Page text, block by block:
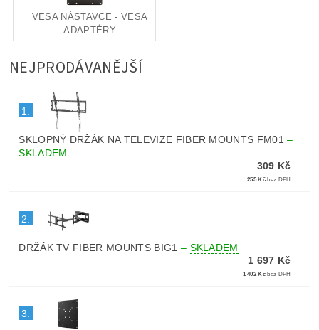
VESA NÁSTAVCE - VESA
ADAPTÉRY
NEJPRODÁVANĚJŠÍ
1.
SKLOPNÝ DRŽÁK NA TELEVIZE FIBER MOUNTS FM01–
SKLADEM
309 Kč
255 Kč bez DPH
2.
DRŽÁK TV FIBER MOUNTS BIG1 – SKLADEM
1 697 Kč
1 402 Kč bez DPH
3.